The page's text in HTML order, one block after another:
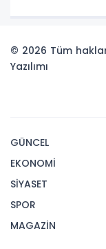
© 2026 Tüm
Yazılımı
GÜNCEL
EKONOMİ
SİYASET
SPOR
MAGAZİN